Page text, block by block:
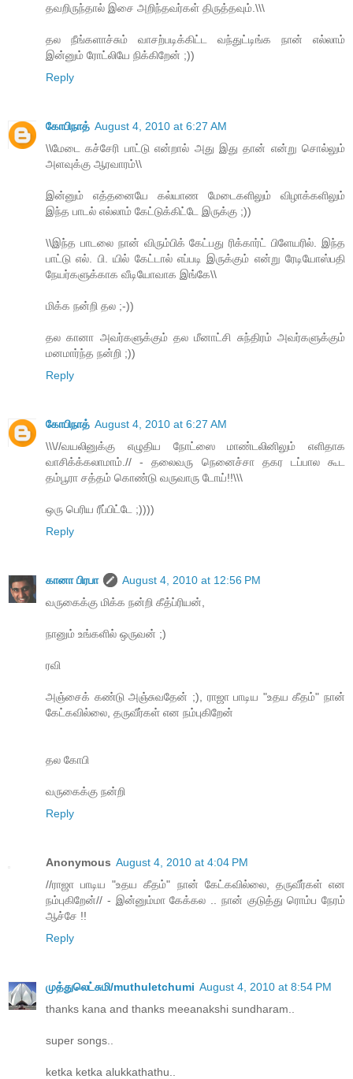
தவறிருந்தால் இசை அறிந்தவர்கள் திருத்தவும்.\\\
தல நீங்களாச்சும் வாசற்படிக்கிட்ட வந்துட்டிங்க நான் எல்லாம்
இன்னும் ரோட்லியே நிக்கிறேன் ;))
Reply
கோபிநாத் August 4, 2010 at 6:27 AM
\\மேடை கச்சேரி பாட்டு என்றால் அது இது தான் என்று சொல்லும்
அளவுக்கு ஆரவாரம்\\
இன்னும் எத்தனையே கல்யாண மேடைகளிலும் விழாக்களிலும்
இந்த பாடல் எல்லாம் கேட்டுக்கிட்டே இருக்கு ;))
\\இந்த பாடலை நான் விரும்பிக் கேட்பது ரிக்கார்ட் பிளேயரில். இந்த
பாட்டு எல். பி. யில் கேட்டால் எப்படி இருக்கும் என்று ரேடியோஸ்பதி
நேயர்களுக்காக வீடியோவாக இங்கே\\
மிக்க நன்றி தல ;-))
தல கானா அவர்களுக்கும் தல மீனாட்சி சுந்திரம் அவர்களுக்கும்
மனமார்ந்த நன்றி ;))
Reply
கோபிநாத் August 4, 2010 at 6:27 AM
\\\//வயலினுக்கு எழுதிய நோட்ஸை மாண்டலினிலும் எளிதாக
வாசிக்க்கலாமாம்.// - தலைவரு நெனைச்சா தகர டப்பால கூட
தம்பூரா சத்தம் கொண்டு வருவாரு டோய்!!\\\
ஒரு பெரிய ரீப்பிட்டே ;))))
Reply
கானா பிரபா
August 4, 2010 at 12:56 PM
வருகைக்கு மிக்க நன்றி கீத்ப்ரியன்,
நானும் உங்களில் ஒருவன் ;)
ரவி
அஞ்சைக் கண்டு அஞ்சுவதேன் ;), ராஜா பாடிய "உதய கீதம்" நான்
கேட்கவில்லை, தருவீர்கள் என நம்புகிறேன்
தல கோபி
வருகைக்கு நன்றி
Reply
Anonymous August 4, 2010 at 4:04 PM
//ராஜா பாடிய "உதய கீதம்" நான் கேட்கவில்லை, தருவீர்கள் என
நம்புகிறேன்// - இன்னும்மா கேக்கல .. நான் குடுத்து ரொம்ப நேரம்
ஆச்சே !!
Reply
முத்துலெட்சுமி/muthuletchumi August 4, 2010 at 8:54 PM
thanks kana and thanks meeanakshi sundharam..
super songs..
ketka ketka alukkathathu..